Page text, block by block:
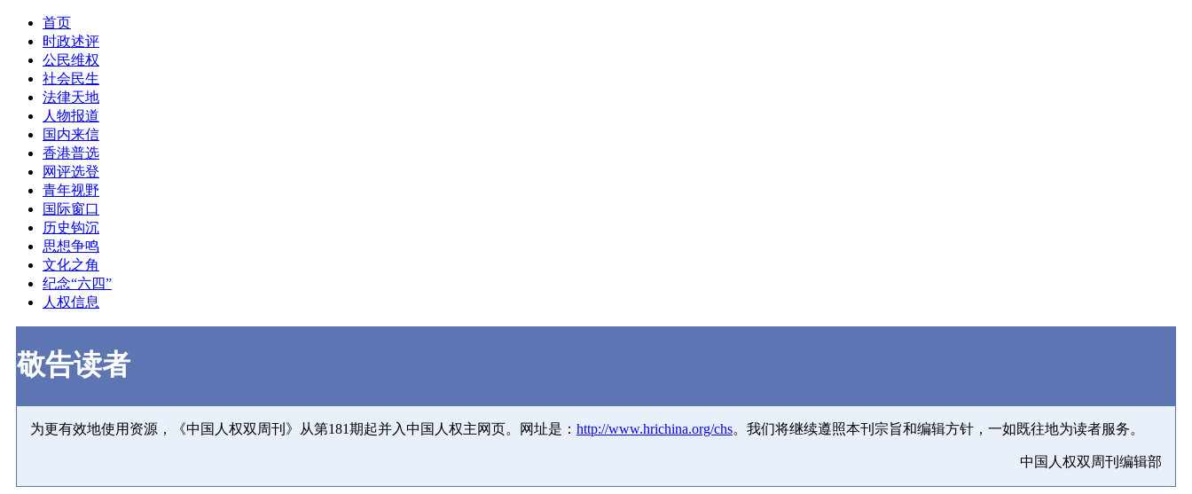
首页
时政述评
公民维权
社会民生
法律天地
人物报道
国内来信
香港普选
网评选登
青年视野
国际窗口
历史钩沉
思想争鸣
文化之角
纪念“六四”
人权信息
敬告读者
为更有效地使用资源，《中国人权双周刊》从第181期起并入中国人权主网页。网址是： http://www.hrichina.org/chs。我们将继续遵照本刊宗旨和编辑方针，一如既往地为读者服务。
中国人权双周刊编辑部